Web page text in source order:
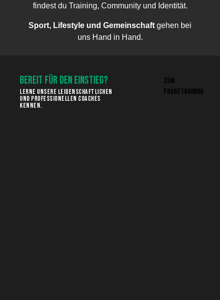
findest du Training, Community und Identität.
Sport, Lifestyle und Gemeinschaft gehen bei
uns Hand in Hand.
BEREIT FÜR DEN EINSTIEG?
LERNE UNSERE LEIDENSCHAFTLICHEN
UND PROFESSIONELLEN COACHES
KENNEN.
ZUM
PROBETRAINING